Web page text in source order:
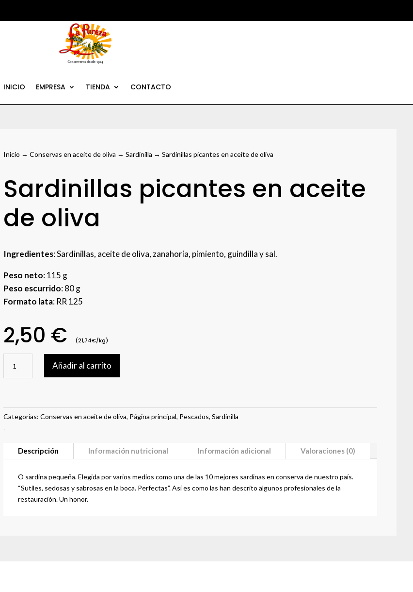
INICIO EMPRESA TIENDA CONTACTO
Inicio →Conservas en aceite de oliva →Sardinilla → Sardinillas picantes en aceite de oliva
Sardinillas picantes en aceite
de oliva
Ingredientes: Sardinillas, aceite de oliva, zanahoria, pimiento, guindilla y sal.
Peso neto: 115 g
Peso escurrido: 80 g
Formato lata: RR 125
2,50 € (21,74€/kg)
picantes
en
oliva
Añadir al carrito
Categorías:Conservas en aceite de oliva, Página principal, Pescados,Sardinilla
.
Descripción Información nutricional Información adicional Valoraciones (0)
O sardina pequeña. Elegida por varios medios como una de las 10 mejores sardinas en conserva de nuestro país.
“Sutiles, sedosas y sabrosas en la boca. Perfectas”. Así es como las han descrito algunos profesionales de la
restauración. Un honor.